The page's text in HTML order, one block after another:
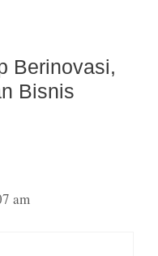
Berinovasi,
Bisnis
am